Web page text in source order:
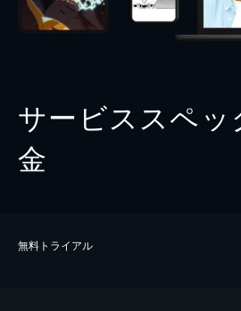
サービススペッ
金
無料トライアル